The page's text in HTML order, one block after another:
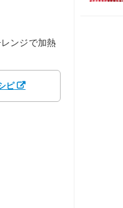
ンジで加熱
ピ